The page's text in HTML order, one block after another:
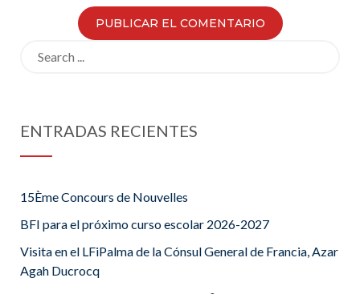
ENTRADAS RECIENTES
15Ème Concours de Nouvelles
BFI para el próximo curso escolar 2026-2027
Visita en el LFiPalma de la Cónsul General de Francia, Azar
Agah Ducrocq